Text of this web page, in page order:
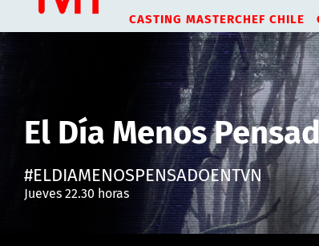
CASTING MASTERCHEF CHILE
El Día Menos
#ELDIAMENOSPENSADOENTVN
Jueves 22.30 horas